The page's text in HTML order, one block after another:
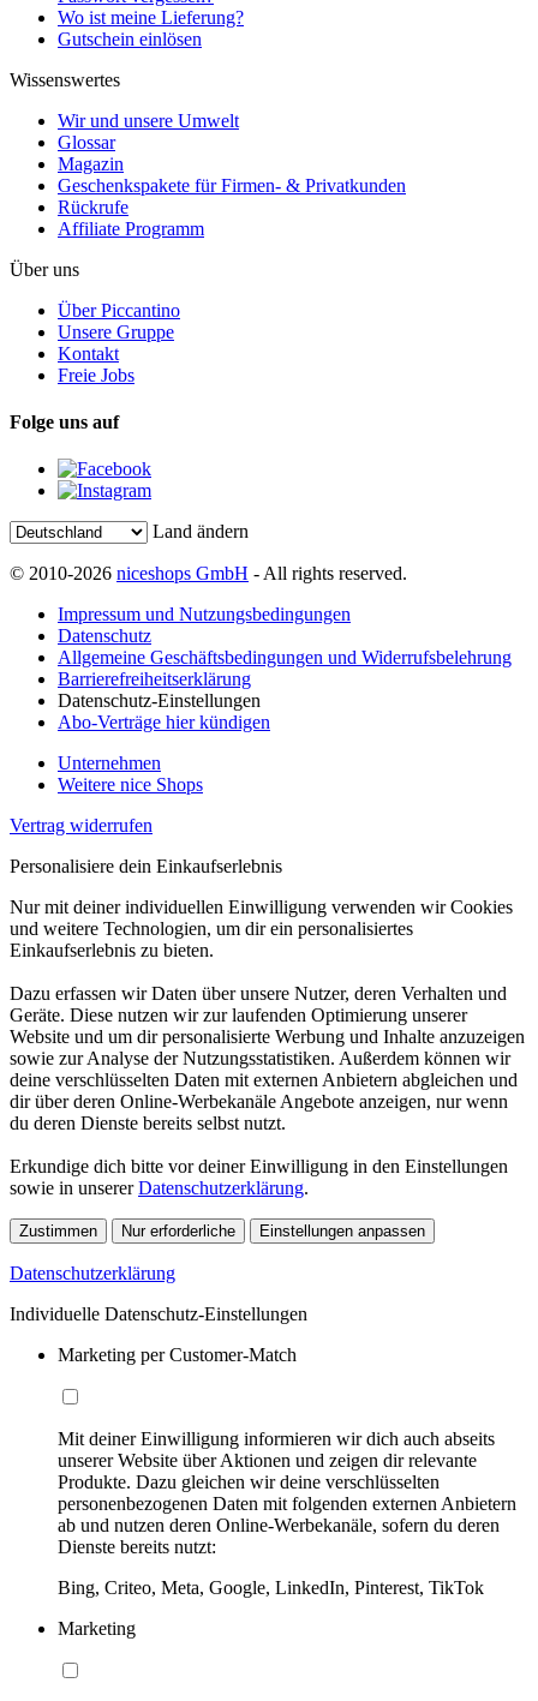
Wo ist meine Lieferung?
Gutschein einlösen
Wissenswertes
Wir und unsere Umwelt
Glossar
Magazin
Geschenkspakete für Firmen- & Privatkunden
Rückrufe
Affiliate Programm
Über uns
Über Piccantino
Unsere Gruppe
Kontakt
Freie Jobs
Folge uns auf
Land ändern
© 2010-2026 niceshops GmbH - All rights reserved.
Impressum und Nutzungsbedingungen
Datenschutz
Allgemeine Geschäftsbedingungen und Widerrufsbelehrung
Barrierefreiheitserklärung
Datenschutz-Einstellungen
Abo-Verträge hier kündigen
Unternehmen
Weitere nice Shops
Vertrag widerrufen
Personalisiere dein Einkaufserlebnis
Nur mit deiner individuellen Einwilligung verwenden wir Cookies
und weitere Technologien, um dir ein personalisiertes
Einkaufserlebnis zu bieten.
Dazu erfassen wir Daten über unsere Nutzer, deren Verhalten und
Geräte. Diese nutzen wir zur laufenden Optimierung unserer
Website und um dir personalisierte Werbung und Inhalte anzuzeigen
sowie zur Analyse der Nutzungsstatistiken. Außerdem können wir
deine verschlüsselten Daten mit externen Anbietern abgleichen und
dir über deren Online-Werbekanäle Angebote anzeigen, nur wenn
du deren Dienste bereits selbst nutzt.
Erkundige dich bitte vor deiner Einwilligung in den Einstellungen
sowie in unsererDatenschutzerklärung.
Zustimmen Nur erforderliche Einstellungen anpassen
Datenschutzerklärung
Individuelle Datenschutz-Einstellungen
Marketing per Customer-Match
Mit deiner Einwilligung informieren wir dich auch abseits
unserer Website über Aktionen und zeigen dir relevante
Produkte. Dazu gleichen wir deine verschlüsselten
personenbezogenen Daten mit folgenden externen Anbietern
ab und nutzen deren Online-Werbekanäle, sofern du deren
Dienste bereits nutzt:
Bing, Criteo, Meta, Google, LinkedIn, Pinterest, TikTok
Marketing